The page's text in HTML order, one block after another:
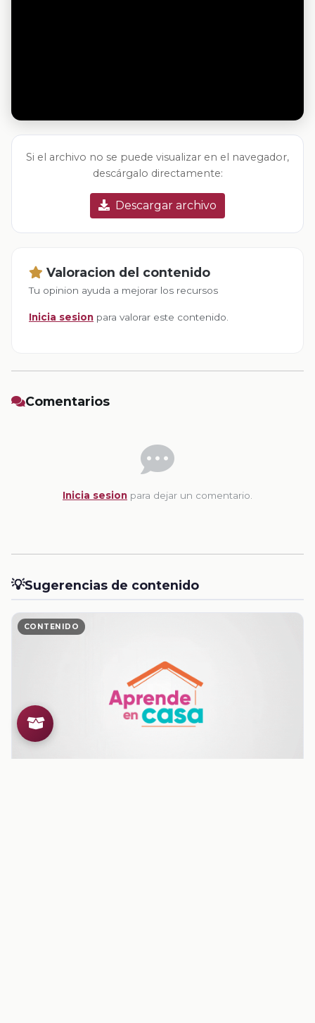
Si el archivo no se puede visualizar en el navegador,
descárgalo directamente:
Descargar archivo
Valoracion del contenido
Tu opinion ayuda a mejorar los recursos
Inicia sesion para valorar este contenido.
Comentarios
Inicia sesion para dejar un comentario.
💡Sugerencias de contenido
CONTENIDO